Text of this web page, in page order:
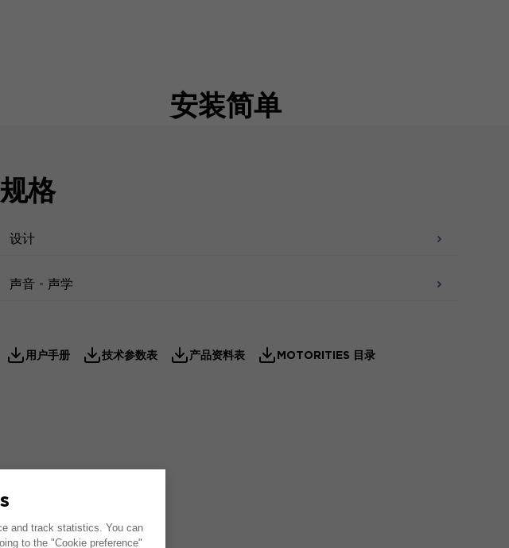
安装简单
和低电平输入端子，可连接原装汽车收音机或任何已安装的音响套件。
规格
设计
声音 - 声学
用户手册 技术参数表 产品资料表 MOTORITIES 目录